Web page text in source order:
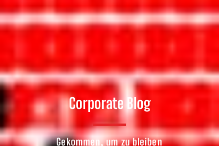
Corporate Blog
Gekommen, um zu bleiben